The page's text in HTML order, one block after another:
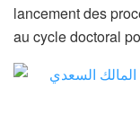
lancement des
au cycle doctoral